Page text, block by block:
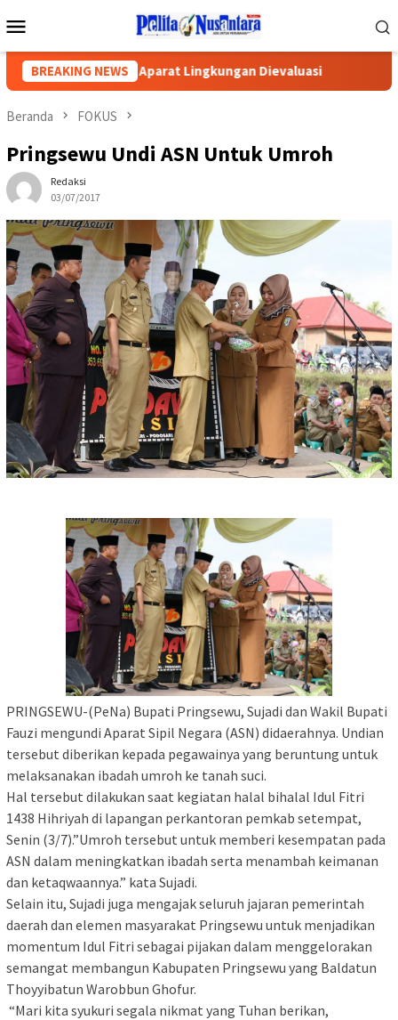
ke
Mobile
BREAKING NEWS
DPRD Minta Aparat Lingkungan Dievaluasi
Beranda FOKUS
Pringsewu Undi ASN Untuk Umroh
Redaksi
03/07/2017
PRINGSEWU-(PeNa) Bupati Pringsewu, Sujadi dan Wakil Bupati
Fauzi mengundi Aparat Sipil Negara (ASN) didaerahnya. Undian
tersebut diberikan kepada pegawainya yang beruntung untuk
melaksanakan ibadah umroh ke tanah suci.
Hal tersebut dilakukan saat kegiatan halal bihalal Idul Fitri
1438 Hihriyah di lapangan perkantoran pemkab setempat,
Senin (3/7).”Umroh tersebut untuk memberi kesempatan pada
ASN dalam meningkatkan ibadah serta menambah keimanan
dan ketaqwaannya.” kata Sujadi.
Selain itu, Sujadi juga mengajak seluruh jajaran pemerintah
daerah dan elemen masyarakat Pringsewu untuk menjadikan
momentum Idul Fitri sebagai pijakan dalam menggelorakan
semangat membangun Kabupaten Pringsewu yang Baldatun
Thoyyibatun Warobbun Ghofur.
“Mari kita syukuri segala nikmat yang Tuhan berikan,